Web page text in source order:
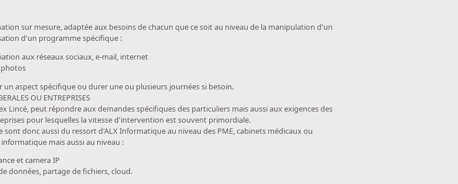
sur mesure, adaptée aux besoins de chacun que ce soit au niveau de la manipulation d'un
d'un programme spécifique :
aux réseaux sociaux, e-mail, internet
aspect spécifique ou durer une ou plusieurs journées si besoin.
OU ENTREPRISES
Lincé, peut répondre aux demandes spécifiques des particuliers mais aussi aux exigences des
pour lesquelles la vitesse d'intervention est souvent primordiale.
sont donc aussi du ressort d'ALX Informatique au niveau des PME, cabinets médicaux ou
mais aussi au niveau :
et camera IP
données, partage de fichiers, cloud.